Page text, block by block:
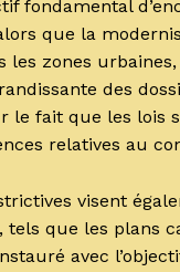
fondamental
que la
les zones
des
le fait que les
relatives au
visent
que les plans
avec